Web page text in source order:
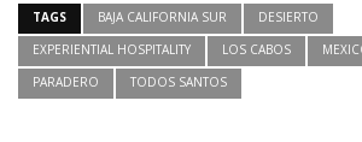
TAGS BAJA CALIFORNIA SUR
DESIERTO
EXPERIENTIAL HOSPITALITY
LOS CABOS
PARADERO
TODOS SANTOS